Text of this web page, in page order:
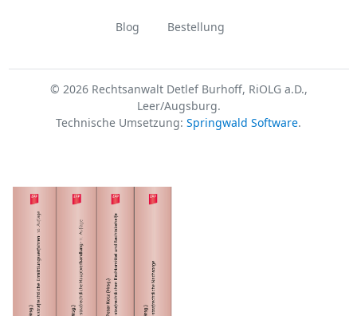
Blog Bestellung
© 2026 Rechtsanwalt Detlef Burhoff, RiOLG a.D.,
Leer/Augsburg.
Technische Umsetzung: Springwald Software.